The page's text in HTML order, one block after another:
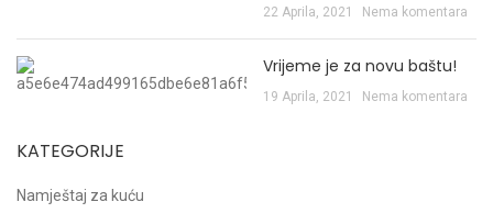
22 Aprila, 2021 Nema komentara
Vrijeme je za novu baštu!
19 Aprila, 2021 Nema komentara
KATEGORIJE
Namještaj za kuću